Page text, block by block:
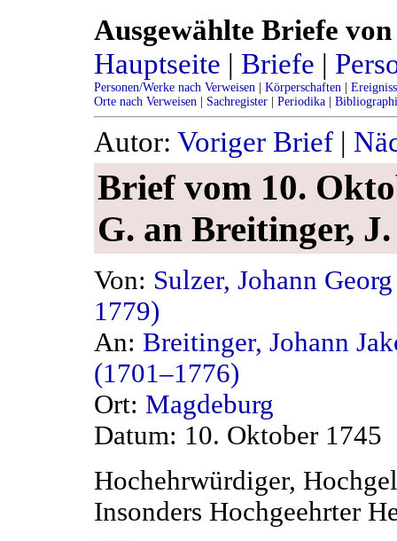
Ausgewählte Briefe
Hauptseite | Briefe |
Personen/Werke nach Verweisen | Körperschaften |
Orte nach Verweisen | Sachregister | Periodika |
Autor: Voriger Brief |
Brief vom 10.
G. an Breitinger,
Von: Sulzer, Johann
1779)
An: Breitinger, Johann
(1701–1776)
Ort: Magdeburg
Datum: 10. Oktober 1745
Hochehrwürdiger,
Insonders Hochgeehrter